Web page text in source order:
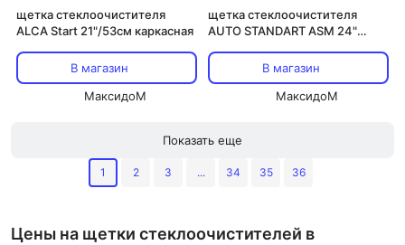
щетка стеклоочистителя
ALCA Start 21"/53см каркасная
В магазин
МаксидоМ
щетка стеклоочистителя
AUTO STANDART ASM 24"
В магазин
МаксидоМ
Показать еще
1 2 3 ... 34 35 36
Цены на щетки стеклоочистителей в